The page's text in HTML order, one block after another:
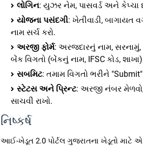
લોગિન: યુઝર નેમ, પાસવર્ડ અને કેપ્ચા
યોજના પસંદગી: ખેતીવાડી,
નામ સર્ચ કરો.
અરજી ફોર્મ: અરજદારનું નામ, સરનામું,
બેંક વિગતો (બેંકનું નામ, IFSC કોડ,
સબમિટ: તમામ વિગતો ભરીને "Submit"
સ્ટેટસ અને પ્રિન્ટ: અરજી નંબર મેળવો,
સાચવી રાખો.
નિષ્કર્ષ
આઈ-ખેડૂત 2.0 પોર્ટલ ગુજરાતના ખેડૂતો માટે